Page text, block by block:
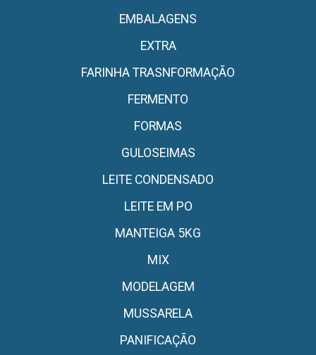
EMBALAGENS
EXTRA
FARINHA TRASNFORMAÇÃO
FERMENTO
FORMAS
GULOSEIMAS
LEITE CONDENSADO
LEITE EM PO
MANTEIGA 5KG
MIX
MODELAGEM
MUSSARELA
PANIFICAÇÃO